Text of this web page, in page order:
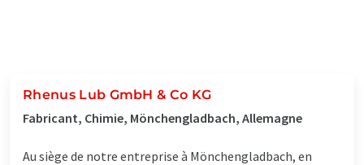
Rhenus Lub GmbH & Co KG
Fabricant, Chimie, Mönchengladbach, Allemagne
Au siège de notre entreprise à Mönchengladbach, en